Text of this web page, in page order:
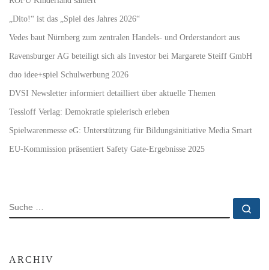
„Dito!“ ist das „Spiel des Jahres 2026“
Vedes baut Nürnberg zum zentralen Handels- und Orderstandort aus
Ravensburger AG beteiligt sich als Investor bei Margarete Steiff GmbH
duo idee+spiel Schulwerbung 2026
DVSI Newsletter informiert detailliert über aktuelle Themen
Tessloff Verlag: Demokratie spielerisch erleben
Spielwarenmesse eG: Unterstützung für Bildungsinitiative Media Smart
EU-Kommission präsentiert Safety Gate-Ergebnisse 2025
SUCHE
ARCHIV